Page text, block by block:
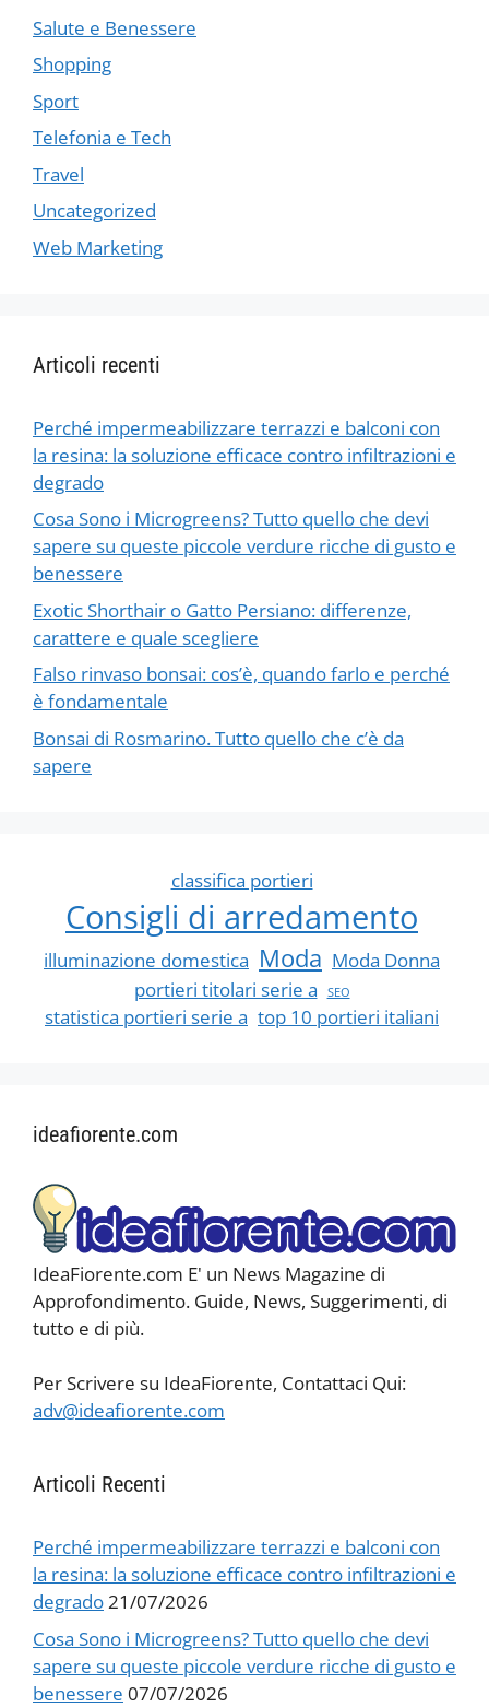
Salute e Benessere
Shopping
Sport
Telefonia e Tech
Travel
Uncategorized
Web Marketing
Articoli recenti
Perché impermeabilizzare terrazzi e balconi con
la resina: la soluzione efficace contro infiltrazioni e
degrado
Cosa Sono i Microgreens? Tutto quello che devi
sapere su queste piccole verdure ricche di gusto e
benessere
Exotic Shorthair o Gatto Persiano: differenze,
carattere e quale scegliere
Falso rinvaso bonsai: cos’è, quando farlo e perché
è fondamentale
Bonsai di Rosmarino. Tutto quello che c’è da
sapere
classifica portieri
Consigli di arredamento
illuminazione domestica Moda Moda Donna
portieri titolari serie a
SEO
statistica portieri serie a top 10 portieri italiani
ideafiorente.com
IdeaFiorente.com E' un News Magazine di
Approfondimento. Guide, News, Suggerimenti, di
tutto e di più.
Per Scrivere su IdeaFiorente, Contattaci Qui:
adv@ideafiorente.com
Articoli Recenti
Perché impermeabilizzare terrazzi e balconi con
la resina: la soluzione efficace contro infiltrazioni e
degrado21/07/2026
Cosa Sono i Microgreens? Tutto quello che devi
sapere su queste piccole verdure ricche di gusto e
benessere 07/07/2026